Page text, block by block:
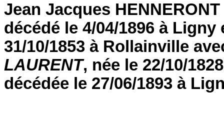
Jean Jacques
décédé le 4/04/1896 à
31/10/1853 à Rollainville
LAURENT, née le 22/10/
décédée le 27/06/1893 à